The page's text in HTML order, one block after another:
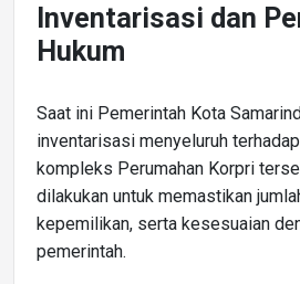
Inventarisasi dan
Hukum
Saat ini Pemerintah Kota
inventarisasi menyeluruh
kompleks Perumahan Korpri
dilakukan untuk memastikan
kepemilikan, serta kesesuaian
pemerintah.